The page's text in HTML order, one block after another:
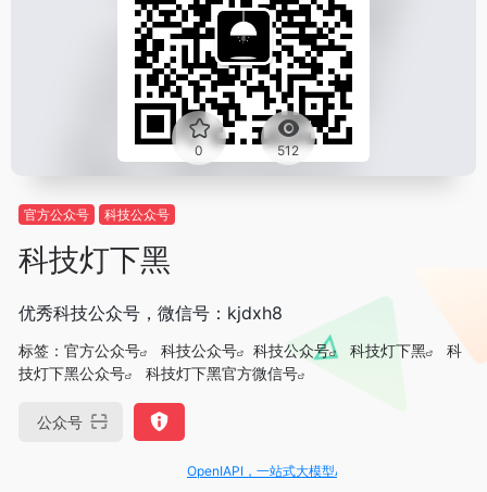
0 512
官方公众号 科技公众号
科技灯下黑
优秀科技公众号，微信号：kjdxh8
标签： 官方公众号 科技公众号 科技公众号 科技灯下黑
科
技灯下黑公众号
科技灯下黑官方微信号
公众号
OpenIAPI，一站式大模型API聚合平台